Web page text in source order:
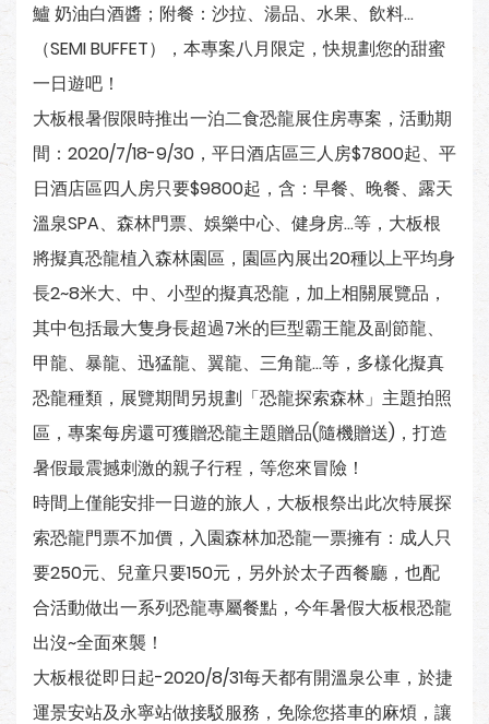
鱸 奶油白酒醬；附餐：沙拉、湯品、水果、飲料…
（SEMI BUFFET），本專案八月限定，快規劃您的甜蜜
一日遊吧！
大板根暑假限時推出一泊二食恐龍展住房專案，活動期
間：2020/7/18-9/30，平日酒店區三人房$7800起、平
日酒店區四人房只要$9800起，含：早餐、晚餐、露天
溫泉SPA、森林門票、娛樂中心、健身房…等，大板根
將擬真恐龍植入森林園區，園區內展出20種以上平均身
長2~8米大、中、小型的擬真恐龍，加上相關展覽品，
其中包括最大隻身長超過7米的巨型霸王龍及副節龍、
甲龍、暴龍、迅猛龍、翼龍、三角龍…等，多樣化擬真
恐龍種類，展覽期間另規劃「恐龍探索森林」主題拍照
區，專案每房還可獲贈恐龍主題贈品(隨機贈送)，打造
暑假最震撼刺激的親子行程，等您來冒險！
時間上僅能安排一日遊的旅人，大板根祭出此次特展探
索恐龍門票不加價，入園森林加恐龍一票擁有：成人只
要250元、兒童只要150元，另外於太子西餐廳，也配
合活動做出一系列恐龍專屬餐點，今年暑假大板根恐龍
出沒~全面來襲！
大板根從即日起-2020/8/31每天都有開溫泉公車，於捷
運景安站及永寧站做接駁服務，免除您搭車的麻煩，讓